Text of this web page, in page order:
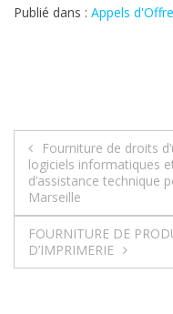
Publié dans : Appels
Navigation
de
l’article
Fourniture de droits
logiciels informatiques
d’assistance technique
Marseille
FOURNITURE DE
D’IMPRIMERIE